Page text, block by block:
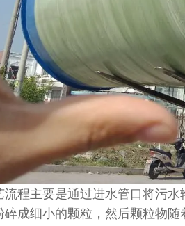
程主要是通过进水管口将污
成细小的颗粒，然后颗粒物